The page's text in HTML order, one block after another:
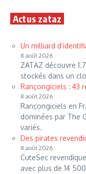
Actus zataz
Un milliard
8 août 2026
ZATAZ découvre
stockés dans un
Rançongiciels : 43
8 août 2026
Rançongiciels en
dominées par The
variés.
Des pirates
8 août 2026
CuteSec
avec plus de 14